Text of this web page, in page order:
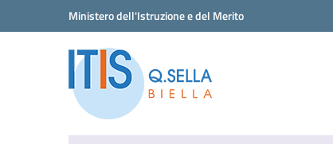
Vai ai contenuti
Vai al menu di navigazioneMinistero dell'Istruzione e del Merito